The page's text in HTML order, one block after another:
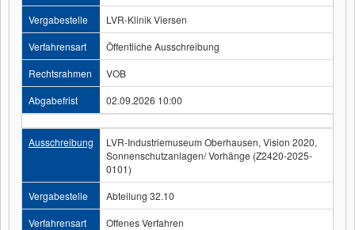
Vergabestelle
LVR-Klinik Viersen
Verfahrensart
Öffentliche Ausschreibung
Rechtsrahmen
VOB
Abgabefrist
02.09.2026 10:00
Ausschreibung
LVR-Industriemuseum Oberhausen, Vision 2020,
Sonnenschutzanlagen/ Vorhänge (Z2420-2025-
0101)
Vergabestelle
Abteilung 32.10
Verfahrensart
Offenes Verfahren